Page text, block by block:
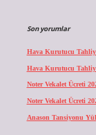
Son yorumlar
Hava Kurutucu
Hava Kurutucu
Noter Vekalet Ücreti
Noter Vekalet Ücreti
Anason Tansiyonu